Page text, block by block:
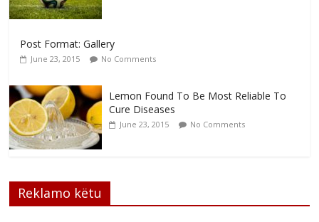
Post Format: Gallery
June 23, 2015 No Comments
Lemon Found To Be Most Reliable To
Cure Diseases
June 23, 2015 No Comments
Reklamo këtu